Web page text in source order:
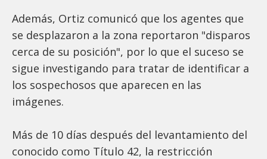
Además, Ortiz comunicó que los agentes que
se desplazaron a la zona reportaron "disparos
cerca de su posición", por lo que el suceso se
sigue investigando para tratar de identificar a
los sospechosos que aparecen en las
imágenes.
Más de 10 días después del levantamiento del
conocido como Título 42, la restricción